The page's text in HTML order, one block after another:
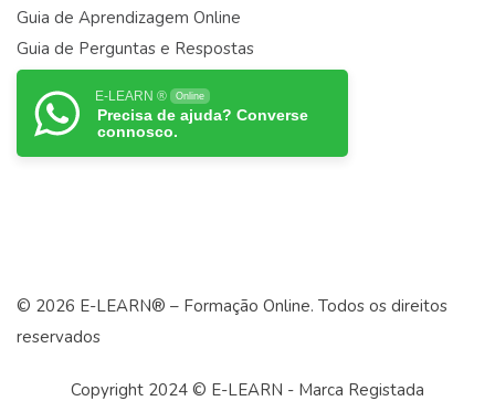
Guia de Aprendizagem Online
Guia de Perguntas e Respostas
E-LEARN ® Online
Precisa de ajuda? Converse
connosco.
© 2026 E-LEARN® – Formação Online. Todos os direitos
reservados
Copyright 2024 © E-LEARN - Marca Registada